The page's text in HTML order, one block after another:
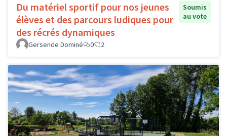
Du matériel sportif pour nos jeunes
élèves et des parcours ludiques pour
des récrés dynamiques
Soumis
au vote
Gersende Dominé 0 2